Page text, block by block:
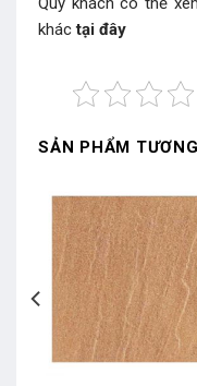
khác tại đây
SẢN PHẨM